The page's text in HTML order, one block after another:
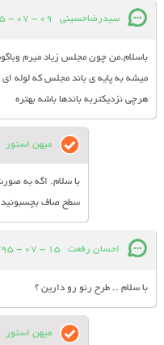
سیدرضاحسینی 09 - 07 - 1395
باسلام.من چون مجلس زیاد میرم
میشه به پایه ی باند مجلس که لوله
هرچی نزدیکتربه باندها باشه بهتره
میهن استور
با سلام. اگه به
سطح صاف بچسبونید
احسان رفعت 15 - 07 - 1395
با سلام .. طرح رنو رو دارین ؟
میهن استور